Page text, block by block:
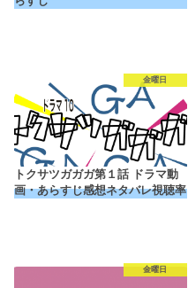
金曜日
トクサツガガガ第１話 ドラマ動
画・あらすじ感想ネタバレ視聴率
金曜日